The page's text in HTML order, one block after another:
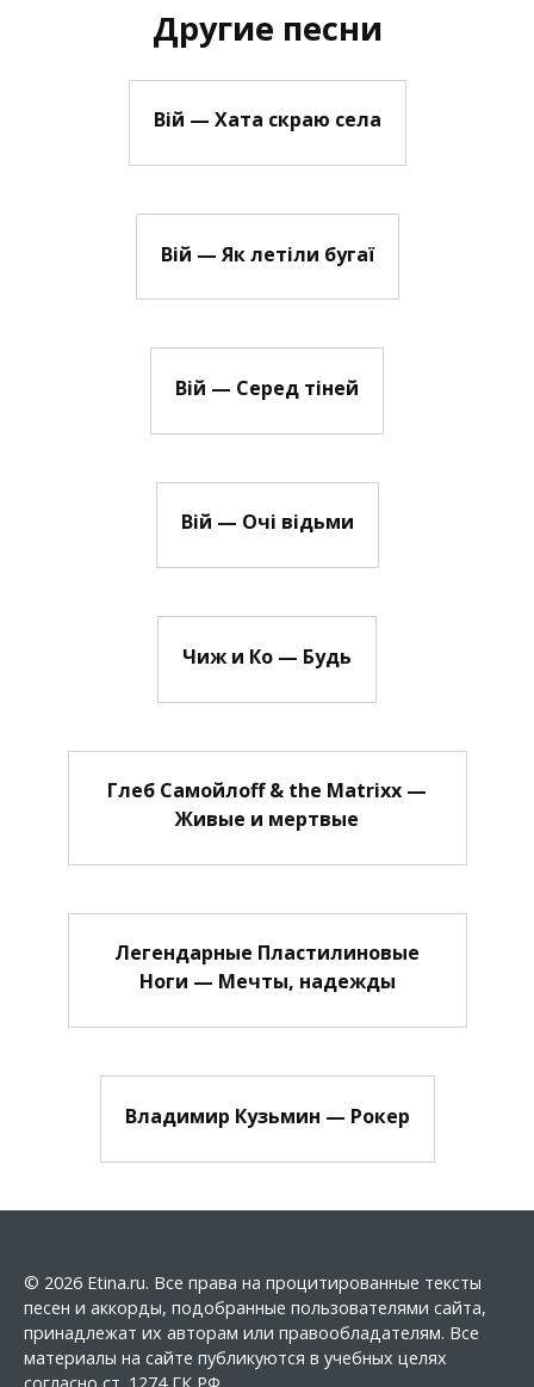
Другие песни
Вій — Хата скраю села
Вій — Як летіли бугаї
Вій — Серед тіней
Вій — Очі відьми
Чиж и Ко — Будь
Глеб Самойлоff & the Matrixx —
Живые и мертвые
Легендарные Пластилиновые
Ноги — Мечты, надежды
Владимир Кузьмин — Рокер
© 2026 Etina.ru. Все права на процитированные тексты
песен и аккорды, подобранные пользователями сайта,
принадлежат их авторам или правообладателям. Все
материалы на сайте публикуются в учебных целях